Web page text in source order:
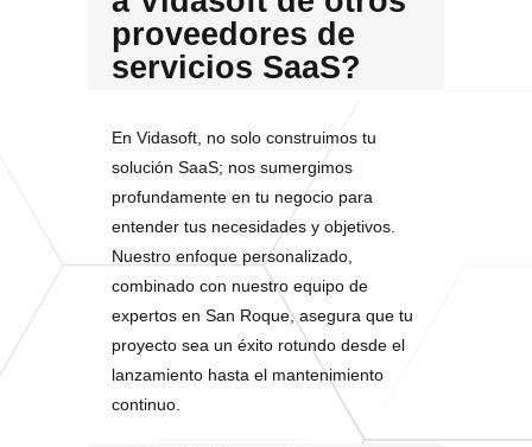
proveedores de
servicios SaaS?
En Vidasoft, no solo construimos tu
solución SaaS; nos sumergimos
profundamente en tu negocio para
entender tus necesidades y objetivos.
Nuestro enfoque personalizado,
combinado con nuestro equipo de
expertos en San Roque, asegura que tu
proyecto sea un éxito rotundo desde el
lanzamiento hasta el mantenimiento
continuo.